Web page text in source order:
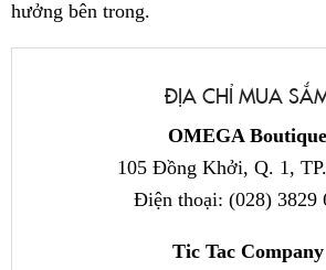
hưởng bên trong.
ĐỊA CHỈ MUA
OMEGA Boutique
105 Đồng Khởi, Q. 1,
Điện thoại: (028) 3829
Tic Tac Company